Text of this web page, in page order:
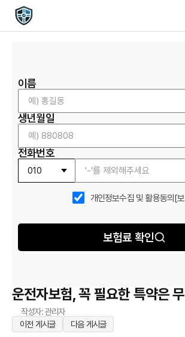
이름
생년월일
전화번호
개인정보수집 및 활용동의 [
보험료 확인
운전자보험, 꼭 필요한 특약은
작성자: 관리자
이전 게시글
다음 게시글